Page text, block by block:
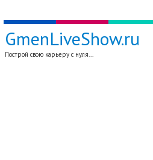
GmenLiveShow.ru
Построй свою карьеру с нуля...